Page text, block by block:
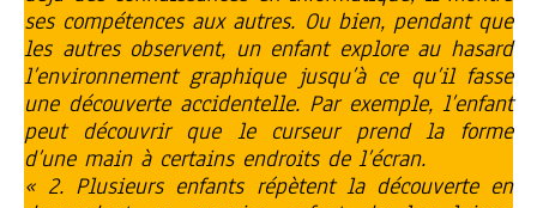
ses compétences aux autres. Ou bien, pendant que
les autres observent, un enfant explore au hasard
l’environnement graphique jusqu’à ce qu’il fasse
une découverte accidentelle. Par exemple, l’enfant
peut découvrir que le curseur prend la forme
d’une main à certains endroits de l’écran.
« 2. Plusieurs enfants répètent la découverte en